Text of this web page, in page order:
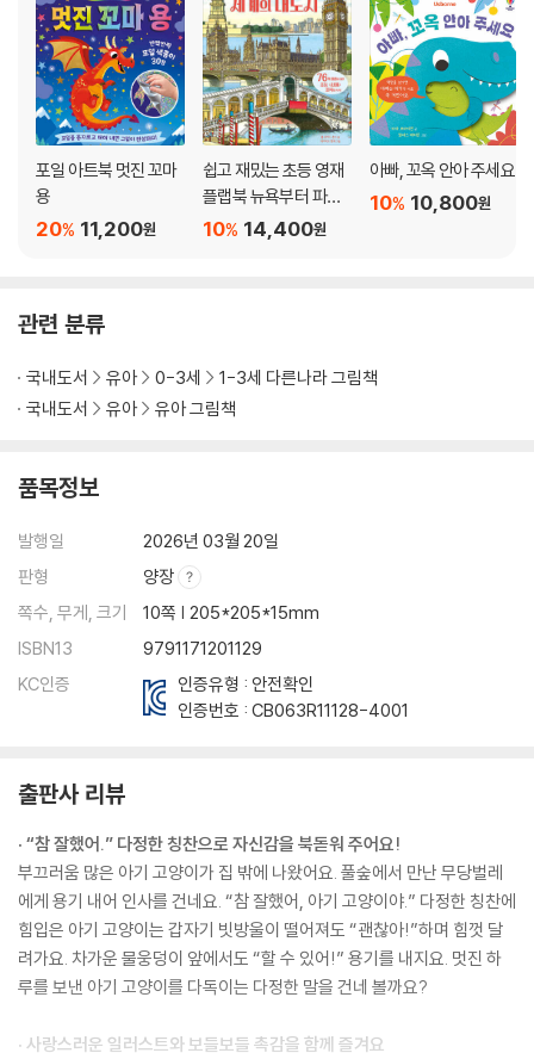
포일 아트북 멋진 꼬마
용
11,200원
20%
쉽고 재밌는 초등 영재
플랩북 뉴욕부터 파리
까지 세계의 대도시
14,400원
10%
아빠, 꼬옥 안아 주세요
10,800원
10%
관련 분류
국내도서 유아 0-3세
1-3세 다른나라 그림책
국내도서
유아 유아 그림책
품목정보
발행일
2026년 03월 20일
판형
양장
쪽수, 무게, 크기
10쪽 | 205*205*15mm
ISBN13
9791171201129
KC인증
인증유형 : 안전확인
인증번호 :CB063R11128-4001
출판사 리뷰
· “참 잘했어.” 다정한 칭찬으로 자신감을 북돋워 주어요!
부끄러움 많은 아기 고양이가 집 밖에 나왔어요. 풀숲에서 만난 무당벌레
에게 용기 내어 인사를 건네요. “참 잘했어, 아기 고양이야.” 다정한 칭찬에
힘입은 아기 고양이는 갑자기 빗방울이 떨어져도 “괜찮아!”하며 힘껏 달
려가요. 차가운 물웅덩이 앞에서도 “할 수 있어!” 용기를 내지요. 멋진 하
루를 보낸 아기 고양이를 다독이는 다정한 말을 건네 볼까요?
· 사랑스러운 일러스트와 보들보들 촉감을 함께 즐겨요